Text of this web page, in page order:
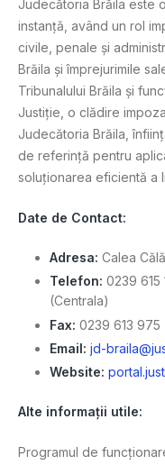
Judecătoria Brăila este
instanță, având un rol
civile, penale și
Brăila și împrejurimile
Tribunalului Brăila și
Justiție, o clădire
Judecătoria Brăila,
de referință pentru
soluționarea eficientă a
Date de Contact:
Adresa: Calea
Telefon: 0239 615
(Centrala)
Fax: 0239 613 975
Email: jd-
Website:
Alte informații utile:
Programul de